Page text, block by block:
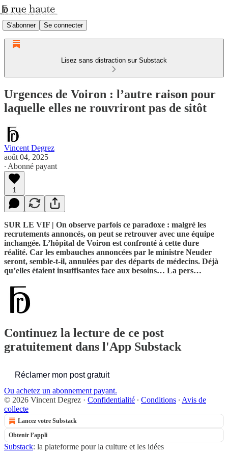
S'abonner Se connecter
Lisez sans distraction sur Substack
Urgences de Voiron : l’autre raison pour
laquelle elles ne rouvriront pas de sitôt
Vincent Degrez
août 04, 2025
∙ Abonné payant
1
SUR LE VIF | On observe parfois ce paradoxe : malgré les
recrutements annoncés, on peut se retrouver avec une équipe
inchangée. L’hôpital de Voiron est confronté à cette dure
réalité. Car les embauches annoncées par le ministre Neuder
seront, semble-t-il, annulées par des départs de médecins. Déjà
qu’elles étaient insuffisantes face aux besoins… La pers…
Continuez la lecture de ce post
gratuitement dans l'App Substack
Réclamer mon post gratuit
Ou achetez un abonnement payant.
© 2026 Vincent Degrez · Confidentialité ∙ Conditions ∙ Avis de
collecte
Lancez votre Substack
Obtenir l’appli
Substack: la plateforme pour la culture et les idées